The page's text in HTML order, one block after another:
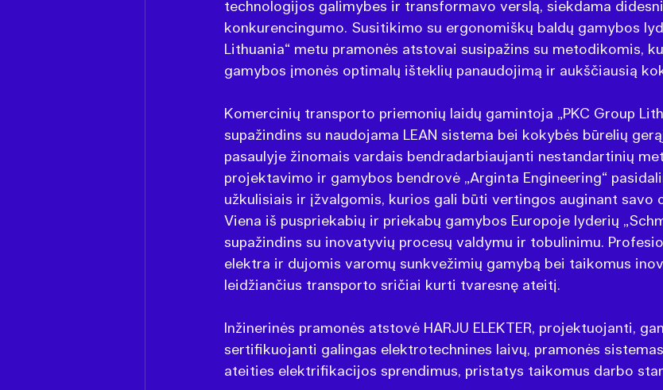
technologijos galimybes ir transformavo verslą, siekdama
konkurencingumo. Susitikimo su ergonomiškų baldų gamybos
Lithuania“ metu pramonės atstovai susipažins su metodikomis,
gamybos įmonės optimalų išteklių panaudojimą ir aukščiausią
Komercinių transporto priemonių laidų gamintoja „PKC Group
supažindins su naudojama LEAN sistema bei kokybės būrelių
pasaulyje žinomais vardais bendradarbiaujanti nestandartinių
projektavimo ir gamybos bendrovė „Arginta Engineering“
užkulisiais ir įžvalgomis, kurios gali būti vertingos auginant savo
Viena iš puspriekabių ir priekabų gamybos Europoje lyderių
supažindins su inovatyvių procesų valdymu ir tobulinimu.
elektra ir dujomis varomų sunkvežimių gamybą bei taikomus
leidžiančius transporto sričiai kurti tvaresnę ateitį.
Inžinerinės pramonės atstovė HARJU ELEKTER, projektuojanti,
sertifikuojanti galingas elektrotechnines laivų, pramonės
ateities elektrifikacijos sprendimus, pristatys taikomus darbo